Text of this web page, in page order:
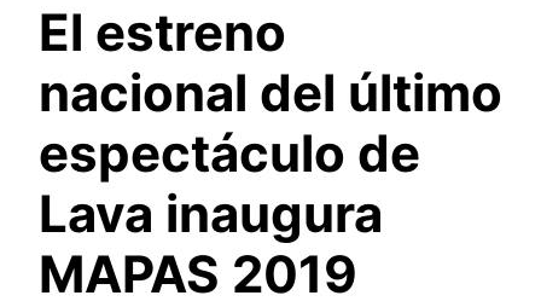
El estreno
nacional del último
espectáculo de
Lava inaugura
MAPAS 2019